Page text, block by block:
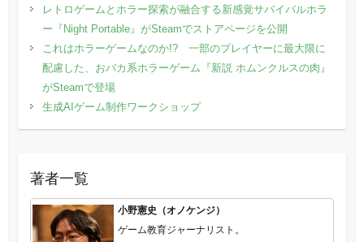
レトロゲームとホラー探索が融合する新感覚サバイバルホラ
ー『Night Portable』がSteamでストアページを公開
これはホラーゲームなのか!? 一部のプレイヤーに最大限に
配慮した、おバカ系ホラーゲーム『新説 ホムンクルスの肉』
がSteamで登場
生成AIゲーム制作ワークショップ
著者一覧
小野憲史（オノケンジ）
ゲーム教育ジャーナリスト。